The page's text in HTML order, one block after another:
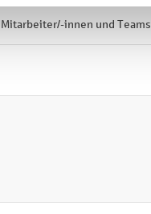
innen und Teams